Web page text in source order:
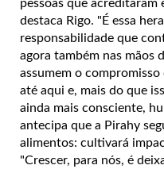
pessoas que
destaca Rigo. "É essa
responsabilidade que
agora também nas mãos
assumem o
até aqui e, mais do que
ainda mais consciente,
antecipa que a Pirahy
alimentos: cultivará
"Crescer, para nós, é